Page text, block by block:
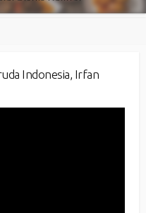
Indonesia, Irfan